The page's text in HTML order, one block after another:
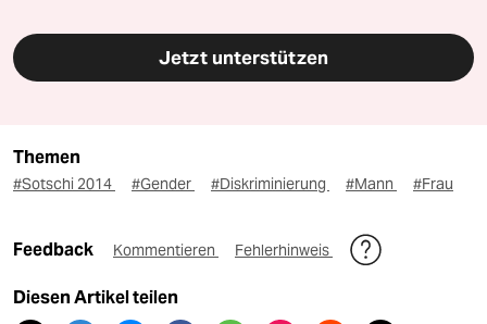
Jetzt unterstützen
Themen
#Sotschi 2014 #Gender #Diskriminierung #Mann #Frau
Feedback Kommentieren Fehlerhinweis
Diesen Artikel teilen